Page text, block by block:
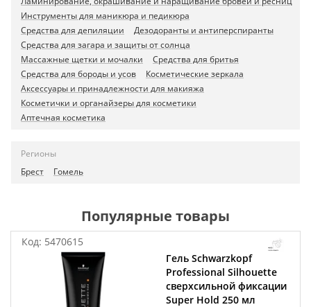
Инструменты для маникюра и педикюра
Средства для депиляции
Дезодоранты и антиперспиранты
Средства для загара и защиты от солнца
Массажные щетки и мочалки
Средства для бритья
Средства для бороды и усов
Косметические зеркала
Аксессуары и принадлежности для макияжа
Косметички и органайзеры для косметики
Аптечная косметика
Регионы
Брест
Гомель
Популярные товары
Код: 5470615
Гель Schwarzkopf
Professional Silhouette
сверхсильной фиксации
Super Hold 250 мл